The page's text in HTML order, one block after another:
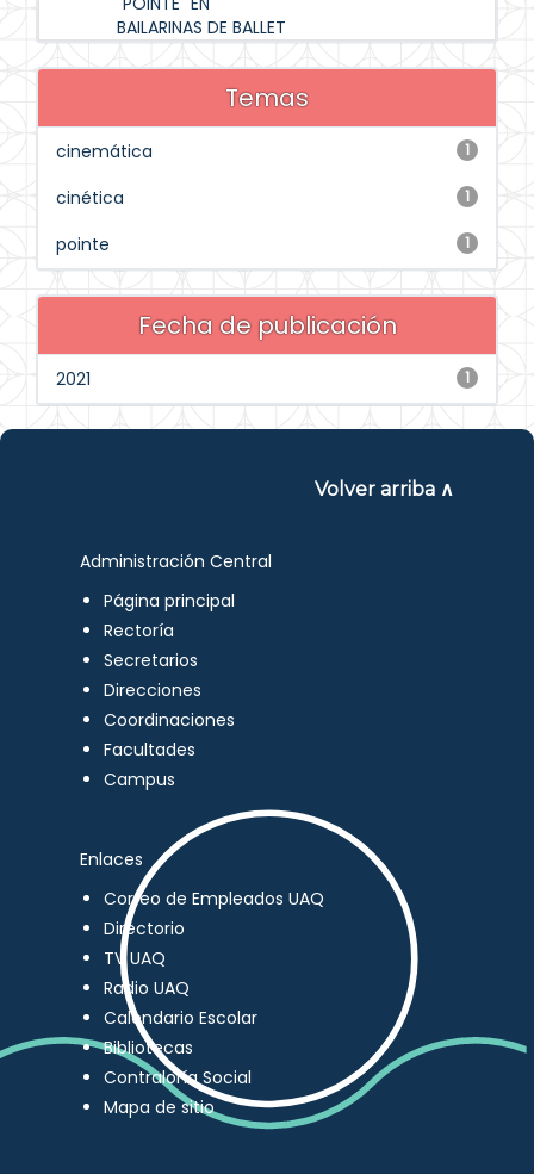
BAILARINAS DE BALLET
Temas
1
cinemática
1
cinética
1
pointe
Fecha de publicación
1
2021
Volver arriba ∧
Administración Central
Página principal
Rectoría
Secretarios
Direcciones
Coordinaciones
Facultades
Campus
Enlaces
Correo de Empleados UAQ
Directorio
TV UAQ
Radio UAQ
Calendario Escolar
Bibliotecas
Contraloría Social
Mapa de sitio